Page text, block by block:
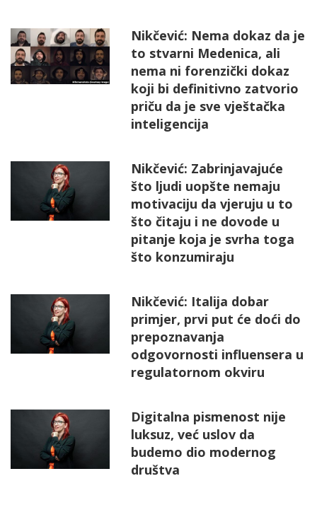
Nikčević: Nema dokaz da je
to stvarni Medenica, ali
nema ni forenzički dokaz
koji bi definitivno zatvorio
priču da je sve vještačka
inteligencija
Nikčević: Zabrinjavajuće
što ljudi uopšte nemaju
motivaciju da vjeruju u to
što čitaju i ne dovode u
pitanje koja je svrha toga
što konzumiraju
Nikčević: Italija dobar
primjer, prvi put će doći do
prepoznavanja
odgovornosti influensera u
regulatornom okviru
Digitalna pismenost nije
luksuz, već uslov da
budemo dio modernog
društva